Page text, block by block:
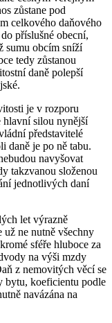
zůstane pod
celkového daňového
příslušné obecní,
sumu obcím sníží
tedy zůstanou
daně polepší
je v rozporu
hlavní silou nynější
představitelé
daně je po ně tabu.
navyšovat
takzvanou složenou
jednotlivých daní
let výrazně
ne nutně všechny
sféře hluboce za
na výši mzdy
z nemovitých věcí se
bytu, koeficientu podle
navázána na